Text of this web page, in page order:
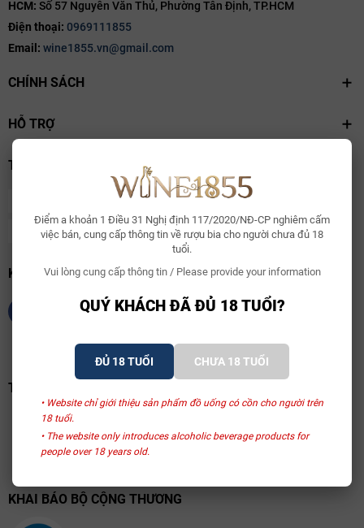
Điểm a khoản 1 Điều 31 Nghị định 117/2020/NĐ-CP nghiêm cấm
việc bán, cung cấp thông tin về rượu bia cho người chưa đủ 18
tuổi.
Vui lòng cung cấp thông tin / Please provide your information
QUÝ KHÁCH ĐÃ ĐỦ 18 TUỔI?
ĐỦ 18 TUỔI CHƯA 18 TUỔI
• Website chỉ giới thiệu sản phẩm đồ uống có cồn cho người trên
18 tuổi.
• The website only introduces alcoholic beverage products for
people over 18 years old.
HCM: Số 57 Nguyễn Văn Thủ, Phường Tân Định, TP.HCM
Điện thoại: 0969111855
Email: wine1855.vn@gmail.com
CHÍNH SÁCH
HỖ TRỢ
THANH TOÁN
KẾT NỐI CHÚNG TÔI
TRANG VÀNG VIỆT NAM
KHAI BÁO BỘ CỘNG THƯƠNG